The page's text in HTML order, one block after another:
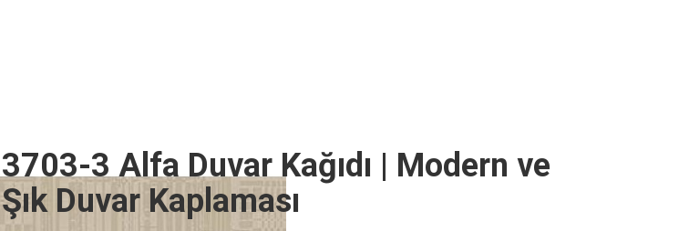
3703-3 Alfa Duvar Kağıdı | Modern ve
Şık Duvar Kaplaması